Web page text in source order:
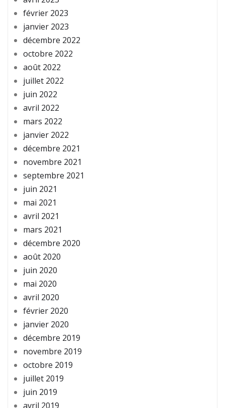
février 2023
janvier 2023
décembre 2022
octobre 2022
août 2022
juillet 2022
juin 2022
avril 2022
mars 2022
janvier 2022
décembre 2021
novembre 2021
septembre 2021
juin 2021
mai 2021
avril 2021
mars 2021
décembre 2020
août 2020
juin 2020
mai 2020
avril 2020
février 2020
janvier 2020
décembre 2019
novembre 2019
octobre 2019
juillet 2019
juin 2019
avril 2019